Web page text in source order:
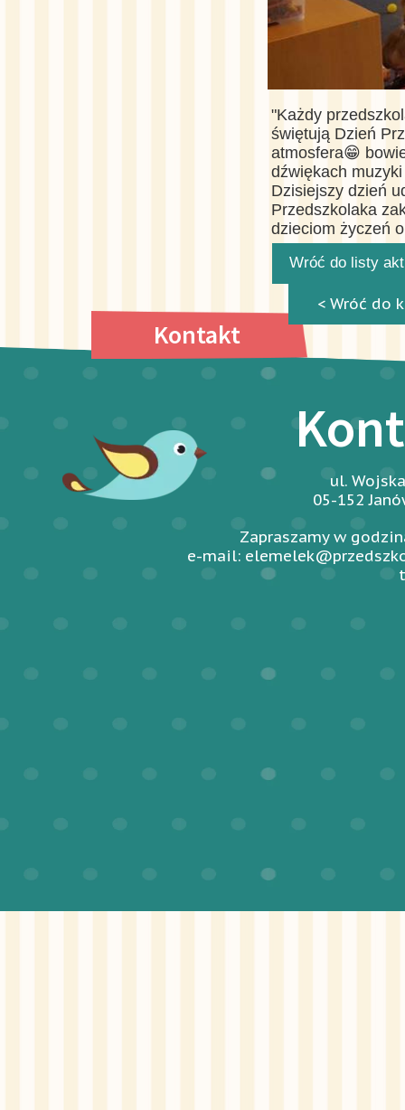
< Wróć do
Kontakt
ul.
05-152
Zapraszamy w
e-mail:
"Każdy
świętują Dzień
atmosfera😁
dźwiękach
Dzisiejszy dzień
Przedszkolaka
dzieciom życzeń
Wróć do listy